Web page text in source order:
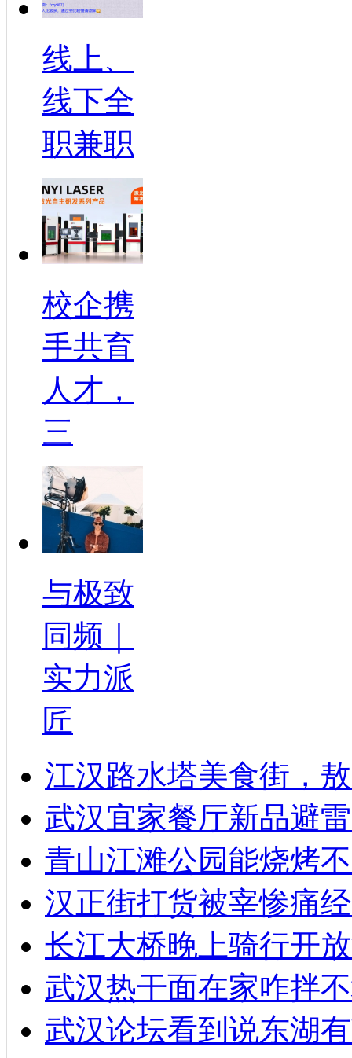
线上、
线下全
职兼职
校企携
手共育
人才，
三
与极致
同频｜
实力派
匠
江汉路水塔美食街，
武汉宜家餐厅新品避
青山江滩公园能烧烤
汉正街打货被宰惨痛
长江大桥晚上骑行开
武汉热干面在家咋拌
武汉论坛看到说东湖